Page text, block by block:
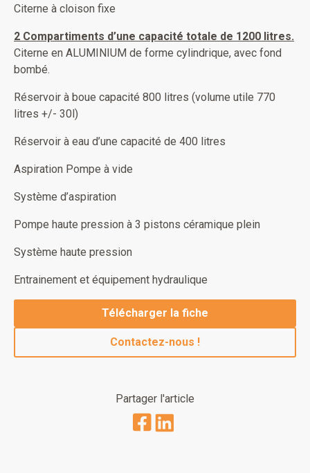
Citerne à cloison fixe
2 Compartiments d’une capacité totale de 1200 litres.
Citerne en ALUMINIUM de forme cylindrique, avec fond
bombé.
Réservoir à boue capacité 800 litres (volume utile 770
litres +/- 30l)
Réservoir à eau d’une capacité de 400 litres
Aspiration Pompe à vide
Système d’aspiration
Pompe haute pression à 3 pistons céramique plein
Système haute pression
Entrainement et équipement hydraulique
Télécharger la fiche
Contactez-nous !
Partager l'article